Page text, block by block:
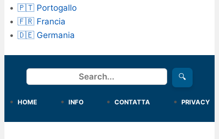
🇵🇹 Portogallo
🇫🇷 Francia
🇩🇪 Germania
Cerca 🔍
HOME INFO CONTATTA PRIVACY